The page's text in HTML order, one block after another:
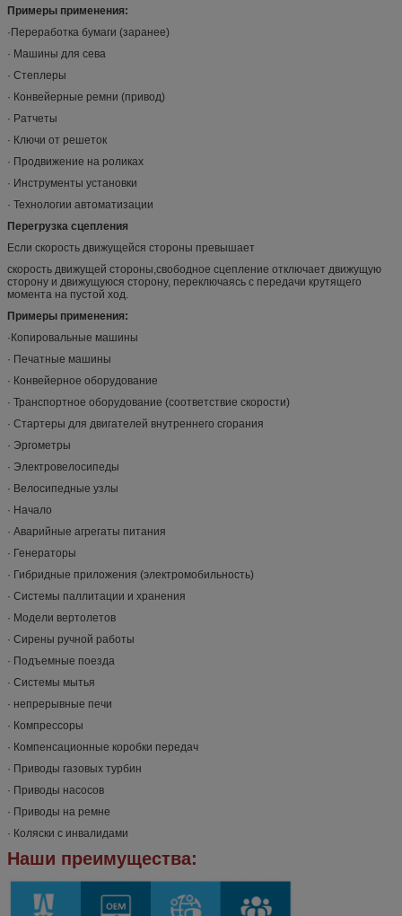
Примеры применения:
·Переработка бумаги (заранее)
· Машины для сева
· Степлеры
· Конвейерные ремни (привод)
· Ратчеты
· Ключи от решеток
· Продвижение на роликах
· Инструменты установки
· Технологии автоматизации
Перегрузка сцепления
Если скорость движущейся стороны превышает
скорость движущей стороны,свободное сцепление отключает движущую
сторону и движущуюся сторону, переключаясь с передачи крутящего
момента на пустой ход.
Примеры применения:
·Копировальные машины
· Печатные машины
· Конвейерное оборудование
· Транспортное оборудование (соответствие скорости)
· Стартеры для двигателей внутреннего сгорания
· Эргометры
· Электровелосипеды
· Велосипедные узлы
· Начало
· Аварийные агрегаты питания
· Генераторы
· Гибридные приложения (электромобильность)
· Системы паллитации и хранения
· Модели вертолетов
· Сирены ручной работы
· Подъемные поезда
· Системы мытья
· непрерывные печи
· Компрессоры
· Компенсационные коробки передач
· Приводы газовых турбин
· Приводы насосов
· Приводы на ремне
· Коляски с инвалидами
Наши преимущества: